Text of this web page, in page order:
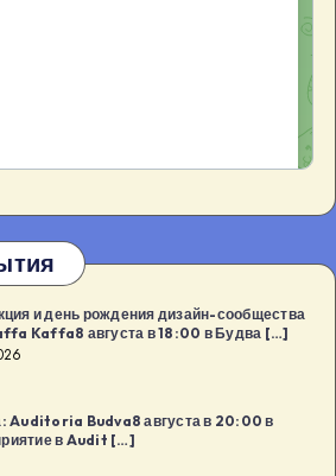
и день рождения дизайн-сообщества
Kaffa8 августа в 18:00 в Будва […]
Auditoria Budva8 августа в 20:00 в
в Audit […]